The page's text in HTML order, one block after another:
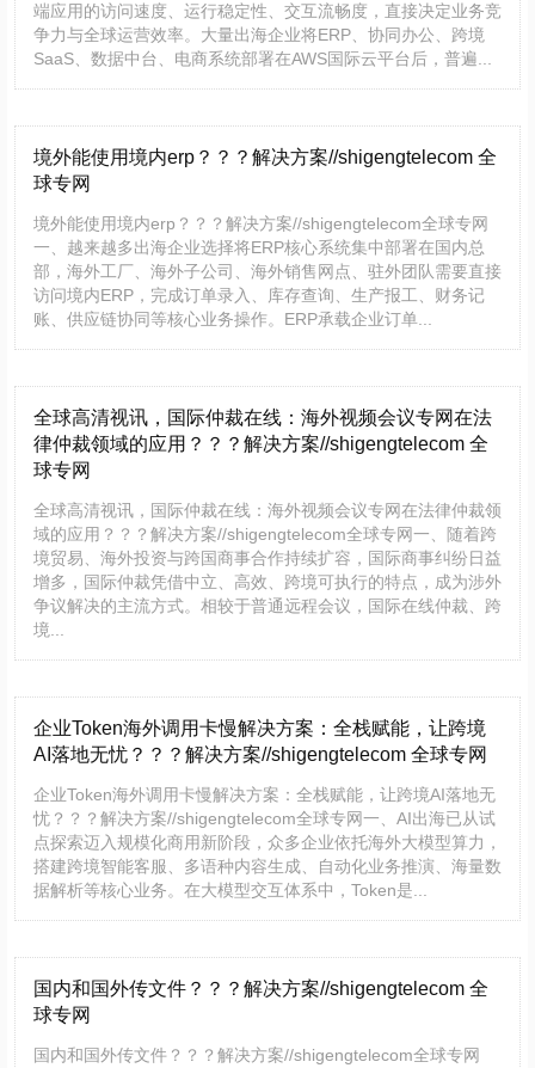
端应用的访问速度、运行稳定性、交互流畅度，直接决定业务竞
争力与全球运营效率。大量出海企业将ERP、协同办公、跨境
SaaS、数据中台、电商系统部署在AWS国际云平台后，普遍...
​境外能使用境内erp？？？解决方案//shigengtelecom 全
球专网
境外能使用境内erp？？？解决方案//shigengtelecom全球专网
一、越来越多出海企业选择将ERP核心系统集中部署在国内总
部，海外工厂、海外子公司、海外销售网点、驻外团队需要直接
访问境内ERP，完成订单录入、库存查询、生产报工、财务记
账、供应链协同等核心业务操作。ERP承载企业订单...
全球高清视讯，国际仲裁在线：海外视频会议专网在法
律仲裁领域的应用？？？解决方案//shigengtelecom 全
球专网
全球高清视讯，国际仲裁在线：海外视频会议专网在法律仲裁领
域的应用？？？解决方案//shigengtelecom全球专网一、随着跨
境贸易、海外投资与跨国商事合作持续扩容，国际商事纠纷日益
增多，国际仲裁凭借中立、高效、跨境可执行的特点，成为涉外
争议解决的主流方式。相较于普通远程会议，国际在线仲裁、跨
境...
企业Token海外调用卡慢解决方案：全栈赋能，让跨境
AI落地无忧？？？解决方案//shigengtelecom 全球专网
企业Token海外调用卡慢解决方案：全栈赋能，让跨境AI落地无
忧？？？解决方案//shigengtelecom全球专网一、AI出海已从试
点探索迈入规模化商用新阶段，众多企业依托海外大模型算力，
搭建跨境智能客服、多语种内容生成、自动化业务推演、海量数
据解析等核心业务。在大模型交互体系中，Token是...
国内和国外传文件？？？解决方案//shigengtelecom 全
球专网
国内和国外传文件？？？解决方案//shigengtelecom全球专网